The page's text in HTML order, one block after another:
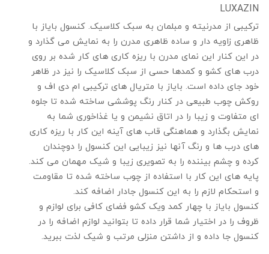
LUXAZIN
ترکیبی از مدرنیته و مبلمان به سبک کلاسیک. کنسول بایاز با
ظاهری زاویه دار و ساده ظاهری مدرن را به نمایش می گذارد و
در این کنار این نمای مدرن با ریزه کاری های کار شده بر روی
درب های کشو و کمدها حسی از سبک کلاسیک را نیز در ظاهر
خود جای داده است. بایاز با متریال های ترکیبی ام دی اف و
روکش چوب طبیعی در کنار رنگ پوششی ساخته شده تا جلوه
ای متفاوت و زیبا را در اتاق نشیمن و یا غذاخوری شما به
نمایش بگذارد و هماهنگی قاب های آینه این کار با ریزه کاری
های درب ها و رنگ آنها نیز زیبایی این کنسول را دوچندان
کرده و چشم بیننده را به تصویری زیبا و شیک مهمان می کند.
پایه های این کار با استفاده از چوب ساخته شده تا مقاومت
و استحکام لازم را به این کنسول جادار اضافه کند.
کنسول بایاز با چهار کمد ویک کشو فضای کافی برای لوازم و
ظروف را در اختیار شما قرار داده تا بتوانید لوازم اضافه را در
کنسول جا داده و از داشتن منزلی مرتب و شیک لذت ببرید.